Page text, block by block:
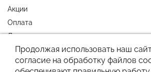
Акции
Оплата
Доставка
Гарантия
Недавно
Продолжая использовать наш
согласие на обработку файлов